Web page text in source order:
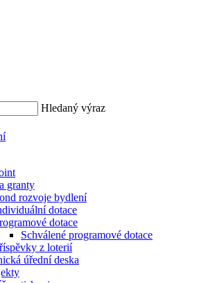
Hledaný výraz
granty
rozvoje bydlení
dotace
dotace
Schválené programové dotace
z loterií
úřední deska